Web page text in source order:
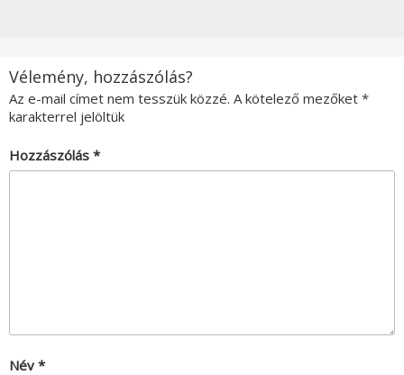
Vélemény, hozzászólás?
Az e-mail címet nem tesszük közzé. A kötelező mezőket *
karakterrel jelöltük
Hozzászólás *
Név *